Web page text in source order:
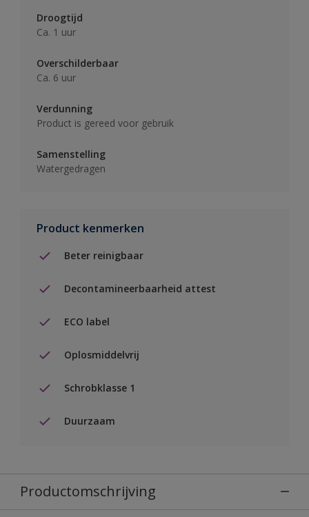
Droogtijd
Ca. 1 uur
Overschilderbaar
Ca. 6 uur
Verdunning
Product is gereed voor gebruik
Samenstelling
Watergedragen
Product kenmerken
Beter reinigbaar
Decontamineerbaarheid attest
ECO label
Oplosmiddelvrij
Schrobklasse 1
Duurzaam
Productomschrijving